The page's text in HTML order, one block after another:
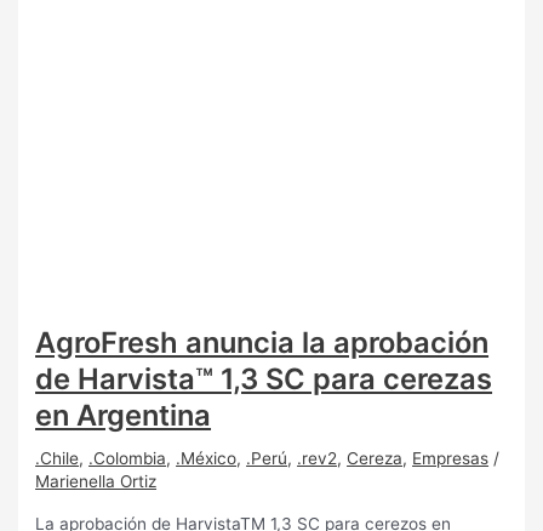
AgroFresh anuncia la aprobación
de Harvista™ 1,3 SC para cerezas
en Argentina
.Chile, .Colombia, .México, .Perú, .rev2, Cereza, Empresas /
Marienella Ortiz
La aprobación de HarvistaTM 1,3 SC para cerezos en